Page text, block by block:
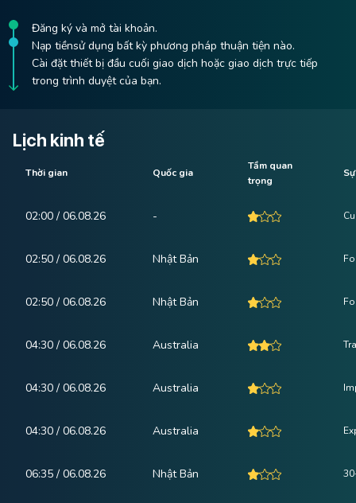
Đăng ký và mở tài khoản.
Nạp tiềnsử dụng bất kỳ phương pháp thuận tiện nào.
Cài đặt thiết bị đầu cuối giao dịch hoặc giao dịch trực tiếp
trong trình duyệt của bạn.
Lịch kinh tế
Thời gian Quốc gia
Tầm quan
trọng
02:00 / 06.08.26 -
02:50 / 06.08.26 Nhật Bản
02:50 / 06.08.26 Nhật Bản
04:30 / 06.08.26 Australia
04:30 / 06.08.26 Australia
04:30 / 06.08.26 Australia
06:35 / 06.08.26 Nhật Bản